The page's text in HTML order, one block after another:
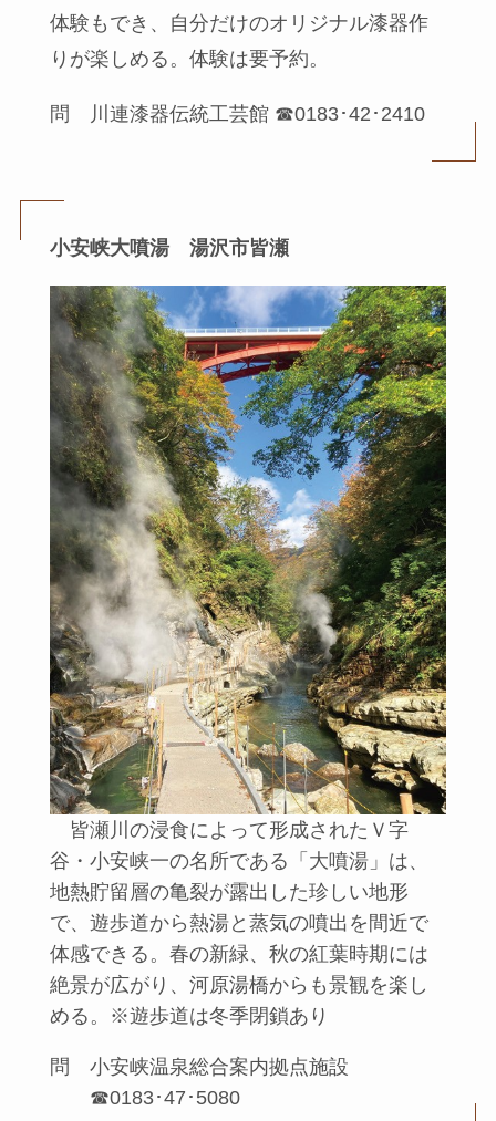
体験もでき、自分だけのオリジナル漆器作
りが楽しめる。体験は要予約。
問 川連漆器伝統工芸館 ☎0183･42･2410
小安峡大噴湯 湯沢市皆瀬
皆瀬川の浸食によって形成されたＶ字
谷・小安峡一の名所である「大噴湯」は、
地熱貯留層の亀裂が露出した珍しい地形
で、遊歩道から熱湯と蒸気の噴出を間近で
体感できる。春の新緑、秋の紅葉時期には
絶景が広がり、河原湯橋からも景観を楽し
める。※遊歩道は冬季閉鎖あり
問 小安峡温泉総合案内拠点施設
☎0183･47･5080